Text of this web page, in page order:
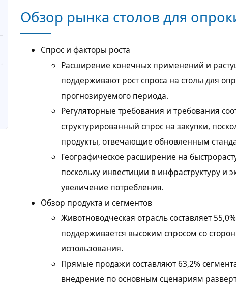
Обзор рынка столов для
Спрос и факторы роста
Расширение конечных применений и
поддерживают рост спроса на столы для
прогнозируемого периода.
Регуляторные требования и требования
структурированный спрос на закупки,
продукты, отвечающие обновленным
Географическое расширение на
поскольку инвестиции в инфраструктуру
увеличение потребления.
Обзор продукта и сегментов
Животноводческая отрасль составляет
поддерживается высоким спросом со
использования.
Прямые продажи составляют 63,2%
внедрение по основным сценариям